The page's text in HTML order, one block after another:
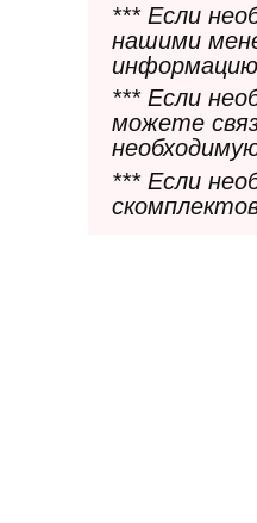
*** Если
нашими
*** Если
можете
*** Если